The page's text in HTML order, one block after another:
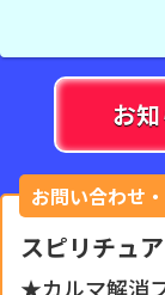
お
お問い合わせ
スピリチュ
★カルマ解消